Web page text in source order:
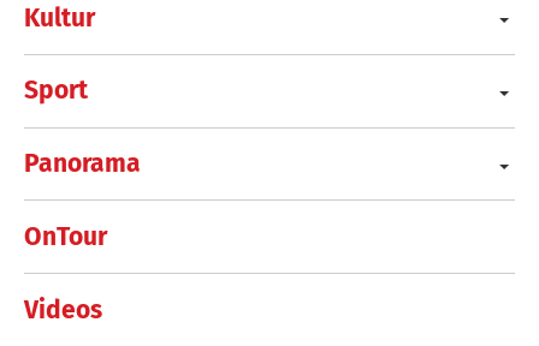
Kultur
Sport
Panorama
OnTour
Videos